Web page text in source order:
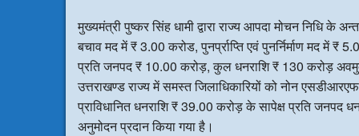
मुख्यमंत्री पुष्कर सिंह धामी द्वारा राज्य आपदा मोचन निधि के
बचाव मद में ₹ 3.00 करोड, पुनर्प्राप्ति एवं पुनर्निर्माण मद में
प्रति जनपद ₹ 10.00 करोड़, कुल धनराशि ₹ 130 करोड़
उत्तराखण्ड राज्य में समस्त जिलाधिकारियों को नोन एसडीआरएफ
प्राविधानित धनराशि ₹ 39.00 करोड़ के सापेक्ष प्रति
अनुमोदन प्रदान किया गया है।